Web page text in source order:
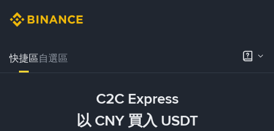
快捷區自選區
C2C Express
以 CNY 買入 USDT